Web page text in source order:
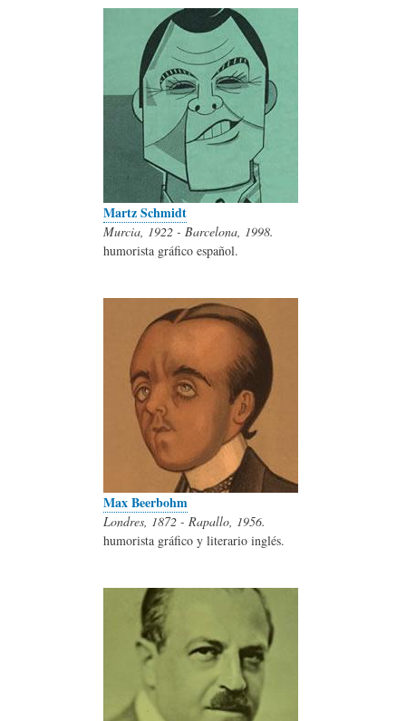
Martz Schmidt
Murcia, 1922 - Barcelona, 1998.
humorista gráfico español.
Max Beerbohm
Londres, 1872 - Rapallo, 1956.
humorista gráfico y literario inglés.